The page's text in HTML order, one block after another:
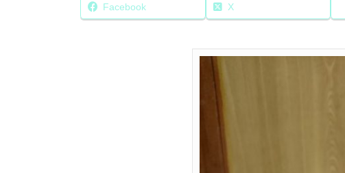
Facebook X